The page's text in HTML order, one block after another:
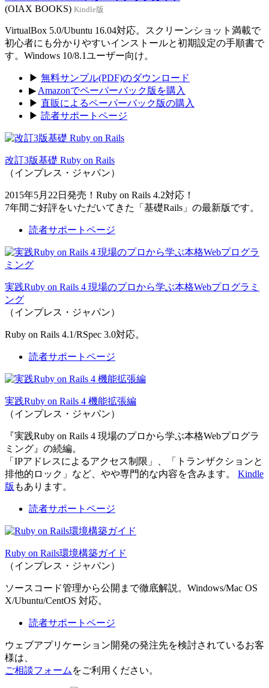
(OIAX BOOKS) Kindle版
VirtualBox 5.0/Ubuntu 16.04対応。スクリーンショット満載で
初心者にも分かりやすいインストールと初期設定の手順書で
す。Windows 10/8.1ユーザー向け。
▶ 無料サンプル(PDF)のダウンロード
▶ Amazonでペーパーバック版を購入
▶ 直販によるペーパーバック版の購入
▶ 読者サポートページ
改訂3版基礎 Ruby on Rails
（インプレス・ジャパン）
2015年5月22日発売！Ruby on Rails 4.2対応！
7年間ご好評をいただいてきた「基礎Rails」の最新版です。
読者サポートページ
実践Ruby on Rails 4 現場のプロから学ぶ本格Webプログラミ
ング
（インプレス・ジャパン）
Ruby on Rails 4.1/RSpec 3.0対応。
読者サポートページ
実践Ruby on Rails 4 機能拡張編
（インプレス・ジャパン）
『実践Ruby on Rails 4 現場のプロから学ぶ本格Webプログラ
ミング』の続編。
「IPアドレスによるアクセス制限」、「トランザクションと
排他的ロック」など、やや専門的な内容を含みます。 Kindle
版 もあります。
読者サポートページ
Ruby on Rails環境構築ガイド
（インプレス・ジャパン）
ソースコード管理から公開まで徹底解説。Windows/Mac OS
X/Ubuntu/CentOS 対応。
読者サポートページ
ウェブアプリケーション開発の発注先を検討されているお客
様は、
ご相談フォーム をご利用ください。